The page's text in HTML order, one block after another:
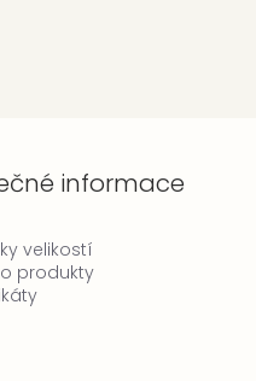
informace
velikostí
produkty